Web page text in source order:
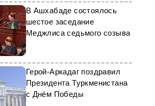
В Ашхабаде состоялось
шестое заседание
Меджлиса седьмого созыва
Герой-Аркадаг поздравил
Президента Туркменистана
с Днём Победы